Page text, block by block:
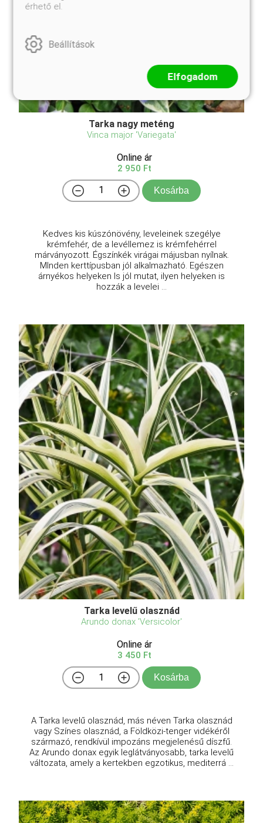
Tarka nagy meténg
Vinca major 'Variegata'
Online ár
2 950 Ft
Kosárba
Kedves kis kúszónövény, leveleinek szegélye
krémfehér, de a levéllemez is krémfehérrel
márványozott. Égszínkék virágai májusban nyílnak.
MInden kerttípusban jól alkalmazható. Egészen
árnyékos helyeken ls jól mutat, ilyen helyeken is
hozzák a levelei ...
Tarka levelű olasznád
Arundo donax 'Versicolor'
Online ár
3 450 Ft
Kosárba
A Tarka levelű olasznád, más néven Tarka olasznád
vagy Színes olasznád, a Földközi-tenger vidékéről
származó, rendkívül impozáns megjelenésű díszfű.
Az Arundo donax egyik leglátványosabb, tarka levelű
változata, amely a kertekben egzotikus, mediterrá ...
érhető el.
Beállítások
Elfogadom